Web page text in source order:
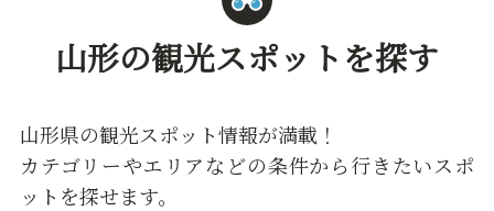
山形の観光スポットを探す
山形県の観光スポット情報が満載！
カテゴリーやエリアなどの条件から行きたいスポ
ットを探せます。